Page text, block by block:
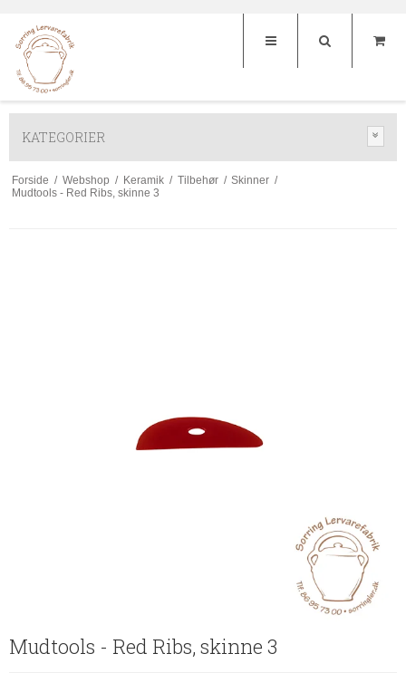
KATEGORIER
Forside / Webshop / Keramik / Tilbehør / Skinner /
Mudtools - Red Ribs, skinne 3
Mudtools - Red Ribs, skinne 3